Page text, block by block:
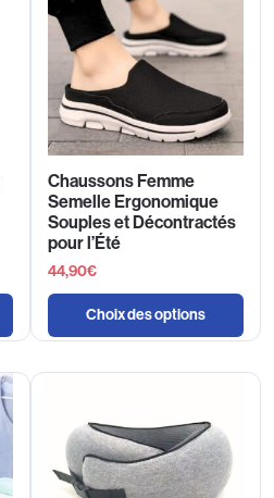
Chaussons Femme
Semelle Ergonomique
Souples et Décontractés
pour l’Été
44,90€
Choix des options